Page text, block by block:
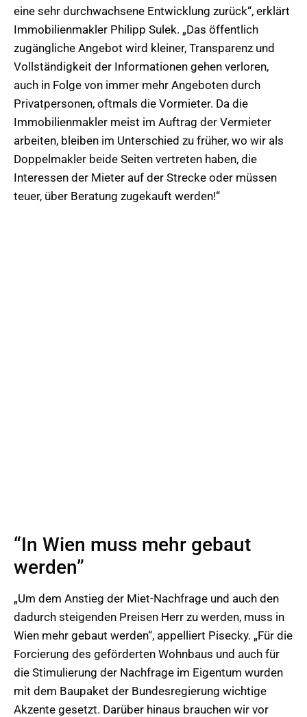
eine sehr durchwachsene Entwicklung zurück“, erklärt
Immobilienmakler Philipp Sulek. „Das öffentlich
zugängliche Angebot wird kleiner, Transparenz und
Vollständigkeit der Informationen gehen verloren,
auch in Folge von immer mehr Angeboten durch
Privatpersonen, oftmals die Vormieter. Da die
Immobilienmakler meist im Auftrag der Vermieter
arbeiten, bleiben im Unterschied zu früher, wo wir als
Doppelmakler beide Seiten vertreten haben, die
Interessen der Mieter auf der Strecke oder müssen
teuer, über Beratung zugekauft werden!“
“In Wien muss mehr gebaut
werden”
„Um dem Anstieg der Miet-Nachfrage und auch den
dadurch steigenden Preisen Herr zu werden, muss in
Wien mehr gebaut werden“, appelliert Pisecky. „Für die
Forcierung des geförderten Wohnbaus und auch für
die Stimulierung der Nachfrage im Eigentum wurden
mit dem Baupaket der Bundesregierung wichtige
Akzente gesetzt. Darüber hinaus brauchen wir vor